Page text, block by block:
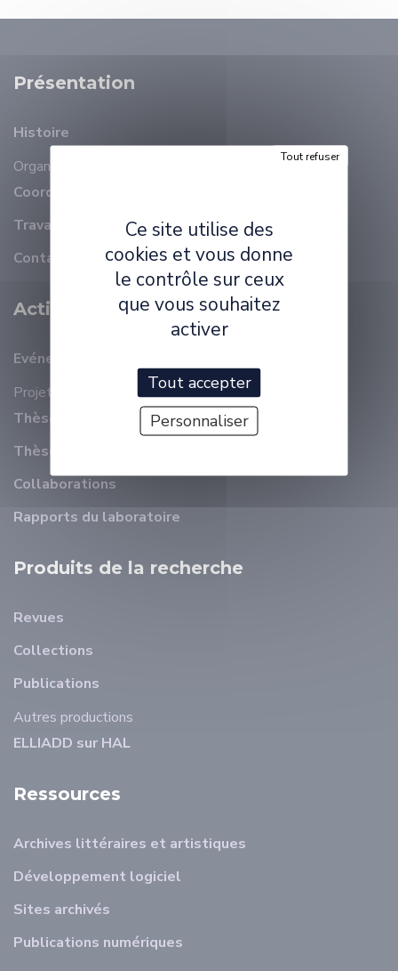
Présentation
Histoire
Organisation
Coordonnées
Travailler à ELLIADD
Contact
Activité Scientifique
Evénements récents
Projets
Thèses en cours
Thèses soutenues
Collaborations
Rapports du laboratoire
Produits de la recherche
Revues
Collections
Publications
Autres productions
ELLIADD sur HAL
Ressources
Archives littéraires et artistiques
Développement logiciel
Sites archivés
Publications numériques
Ce site utilise des
cookies et vous donne
le contrôle sur ceux
que vous souhaitez
activer
Tout accepter
Tout refuser
Personnaliser